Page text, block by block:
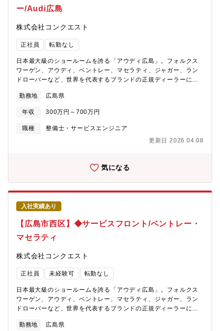
ー/Audi広島
株式会社コンクエスト
正社員 転勤なし
日本最大級のショールームを誇る「アウディ広島」。フォルクス
ワーゲン、アウディ、ベントレー、マセラティ、ジャガー、ラン
ドローバーなど、世界を代表するブランドの正規ディーラーにて
せ致します。基本的に整備だけのため、顧客との接客などは発生
致しません。整備に対して集中できる環境です。【具体的には】■
点検業務：ハンドル操作やブレーキの利き、ベルトやオイルの劣
化などをチェックし、問題がある箇所の修理、部品交換を行いま
所の修理、部品交換を行います。■国産車の整備はパーツ交換が中
す。これまでの知識・技術を生かし、幅広く、深いスキルを身に
付け、成長できる環境です。【配属先情報】Audi広島
勤務地 広島県
年収 300万円～700万円
職種
整備士・サービスエンジニア
更新日 2026.04.08
気になる
入社実績あり
【広島市西区】◆サービスフロント/ベントレー・
マセラティ
株式会社コンクエスト
正社員 未経験可 転勤なし
日本最大級のショールームを誇る「アウディ広島」。フォルクス
ワーゲン、アウディ、ベントレー、マセラティ、ジャガー、ラン
ドローバーなど、世界を代表するブランドの正規ディーラーにて
有されているお客様が入庫された際、車点検や修理のご案内をし
勤務地 広島県